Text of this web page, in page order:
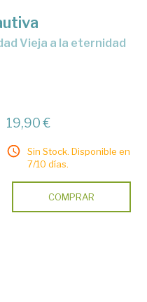
Vieja a la eternidad
19,90 €
Sin Stock. Disponible en
7/10 días.
COMPRAR